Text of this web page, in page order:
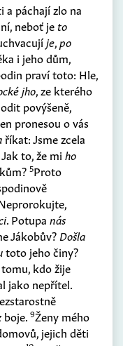
a páchají zlo na
neboť je to
je,po
i jeho dům,
praví toto: Hle,
jho, ze kterého
povýšeně,
pronesou o vás
říkat: Jsme zcela
to, že mi ho
5Proto
. Potupa nás
Jákobův? Došla
toto jeho činy?
kdo žije
jako nepřítel.
boje. 9Ženy mého
jejich děti